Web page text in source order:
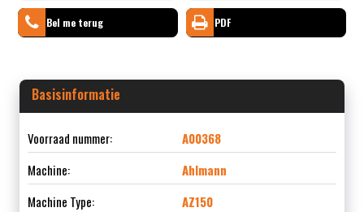
Bel me terug PDF
Basisinformatie
Voorraad nummer:
A00368
Machine:
Ahlmann
Machine Type:
AZ150